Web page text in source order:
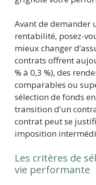
Avant de demander
rentabilité, posez-
mieux changer
contrats offrent
% à 0,3 %), des
comparables ou
sélection de fonds
transition d’un
contrat peut se
imposition
Les critères de
vie performante